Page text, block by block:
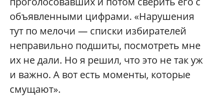
объявленными цифрами. «Нарушения
тут по мелочи — списки избирателей
неправильно подшиты, посмотреть мне
их не дали. Но я решил, что это не так уж
и важно. А вот есть моменты, которые
смущают».